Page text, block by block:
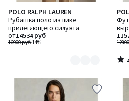
POLO RALPH LAUREN
Рубашка поло из пике
прилегающего силуэта
16900 руб-14%
от14534 руб
Количество
цветов:
2
4,4
/ 5
/